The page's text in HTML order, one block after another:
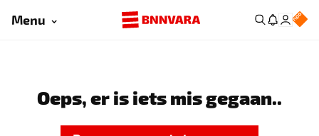
Menu
Oeps, er is iets mis gegaan..